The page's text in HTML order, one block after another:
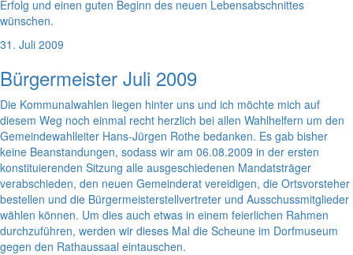
Erfolg und einen guten Beginn des neuen Lebensabschnittes
wünschen.
31. Juli 2009
Bürgermeister Juli 2009
Die Kommunalwahlen liegen hinter uns und ich möchte mich auf
diesem Weg noch einmal recht herzlich bei allen Wahlhelfern um den
Gemeindewahlleiter Hans-Jürgen Rothe bedanken. Es gab bisher
keine Beanstandungen, sodass wir am 06.08.2009 in der ersten
konstituierenden Sitzung alle ausgeschiedenen Mandatsträger
verabschieden, den neuen Gemeinderat vereidigen, die Ortsvorsteher
bestellen und die Bürgermeisterstellvertreter und Ausschussmitglieder
wählen können. Um dies auch etwas in einem feierlichen Rahmen
durchzuführen, werden wir dieses Mal die Scheune im Dorfmuseum
gegen den Rathaussaal eintauschen.